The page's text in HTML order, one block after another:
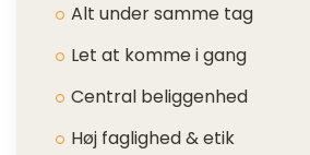
Alt under samme tag
Let at komme i gang
Central beliggenhed
Høj faglighed & etik